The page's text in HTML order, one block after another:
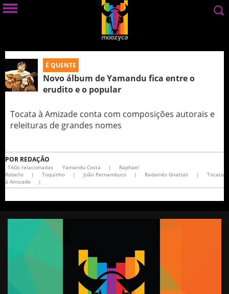
É QUENTE
Novo álbum de Yamandu fica entre o
erudito e o popular
Tocata à Amizade conta com composições autorais e
releituras de grandes nomes
POR REDAÇÃO
TAGs relacionadas Yamandu Costa |
Raphael
Rabello
| Toquinho | João Pernambuco | Radamés Gnattali |
Tocata
à Amizade
|